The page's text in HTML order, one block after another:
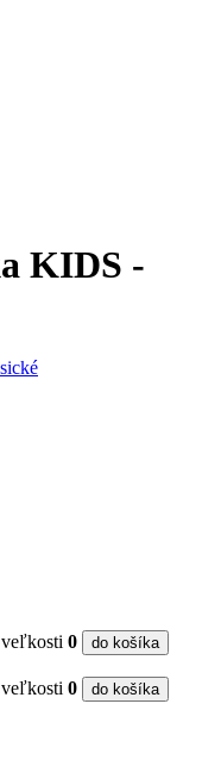
KIDS -
0 do košíka
0 do košíka